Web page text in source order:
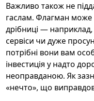
Важливо також не
гаслам. Флагман може
дрібниці — наприклад,
сервіси чи дуже
потрібні вони вам
інвестиція у надто
неоправданою. Як
«нечто», що